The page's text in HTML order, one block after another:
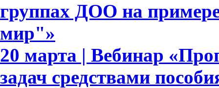
группах ДОО на
мир"»
20 марта | Вебинар
задач средствами